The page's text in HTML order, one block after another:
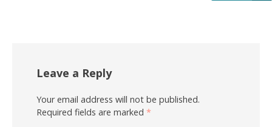
Leave a Reply
Your email address will not be published.
Required fields are marked *